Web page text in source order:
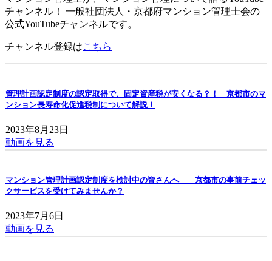
チャンネル！ 一般社団法人・京都府マンション管理士会の
公式YouTubeチャンネルです。
チャンネル登録はこちら
管理計画認定制度の認定取得で、固定資産税が安くなる？！ 京都市のマ
ンション長寿命化促進税制について解説！
2023年8月23日
動画を見る
マンション管理計画認定制度を検討中の皆さんへ――京都市の事前チェッ
クサービスを受けてみませんか？
2023年7月6日
動画を見る